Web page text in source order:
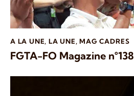
A LA UNE,LA UNE,MAG CADRES
FGTA-FO Magazine n°138